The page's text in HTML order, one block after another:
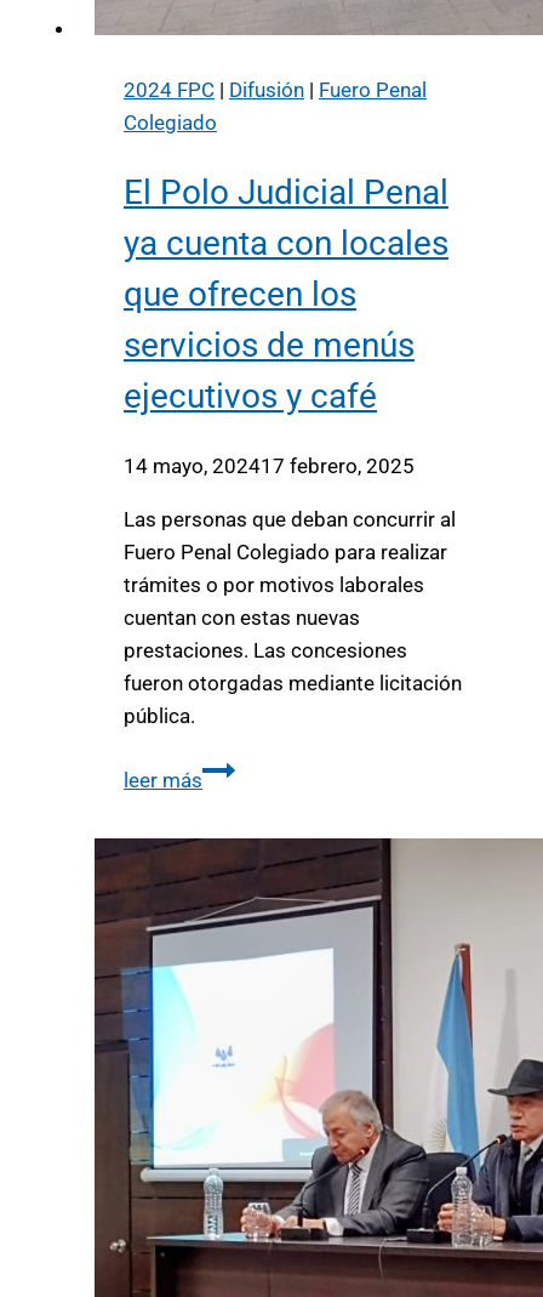
2024 FPC | Difusión | Fuero Penal
Colegiado
El Polo Judicial Penal
ya cuenta con locales
que ofrecen los
servicios de menús
ejecutivos y café
14 mayo, 202417 febrero, 2025
Las personas que deban concurrir al
Fuero Penal Colegiado para realizar
trámites o por motivos laborales
cuentan con estas nuevas
prestaciones. Las concesiones
fueron otorgadas mediante licitación
pública.
leer más